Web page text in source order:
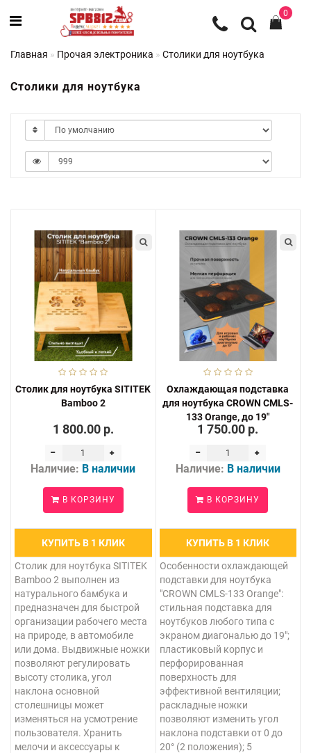
0
Главная Прочая электроника Столики для ноутбука
Столики для ноутбука
Столик для ноутбука SITITEK
Bamboo 2
1 800.00 р.
Наличие: В наличии
В КОРЗИНУ
КУПИТЬ В 1 КЛИК
Столик для ноутбука SITITEK
Bamboo 2 выполнен из
натурального бамбука и
предназначен для быстрой
организации рабочего места
на природе, в автомобиле
или дома. Выдвижные ножки
позволяют регулировать
высоту столика, угол
наклона основной
столешницы может
изменяться на усмотрение
пользователя. Хранить
мелочи и аксессуары к
Охлаждающая подставка
для ноутбука CROWN CMLS-
133 Orange, до 19"
1 750.00 р.
Наличие: В наличии
В КОРЗИНУ
КУПИТЬ В 1 КЛИК
Особенности охлаждающей
подставки для ноутбука
"CROWN CMLS-133 Orange":
стильная подставка для
ноутбуков любого типа с
экраном диагональю до 19";
пластиковый корпус и
перфорированная
поверхность для
эффективной вентиляции;
раскладные ножки
позволяют изменить угол
наклона подставки от 0 до
20° (2 положения); 5